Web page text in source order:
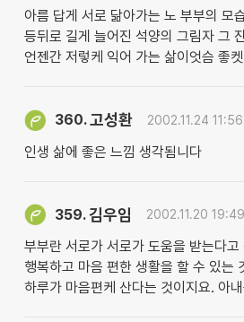
아름 답게 서로 닮아가는 노 부부의 모
등뒤로 길게 늘어진 석양의 그림자 그
언젠간 저렇케 익어 가는 삶이엇슴 좋
360.고성환 2002.11.24 11:56
인생 삶에 좋은 느낌 생각됨니다
359.김우임 2002.11.20 19:49
부부란 서로가 서로가 도움을 받는다
행복하고 마음 편한 생활을 할 수 있는
하루가 마음편케 산다는 것이지요. 아